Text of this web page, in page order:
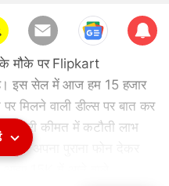
Sub
scri
मौके पर Flipkart
इस सेल में आज हम 15 हजार
मिलने वाली डील्स पर बात कर
भारी कीमत में कटौती लाभ
अपना पुराना फोन देकर